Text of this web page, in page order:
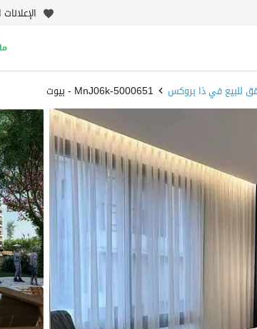
للبيع في ذا بروكس 5000651-MnJ06k - بيوت